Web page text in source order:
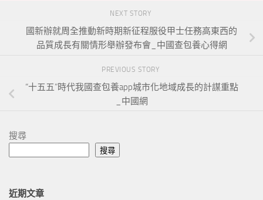
NEXT STORY
國新辦就周全推動新時期新征程服役甲士任務高東西的
品質成長有關情形舉辦發布會_中國查包養心得網
PREVIOUS STORY
“十五五”時代我國查包養app城市化地域成長的計謀重點
_中國網
搜尋
搜尋
近期文章